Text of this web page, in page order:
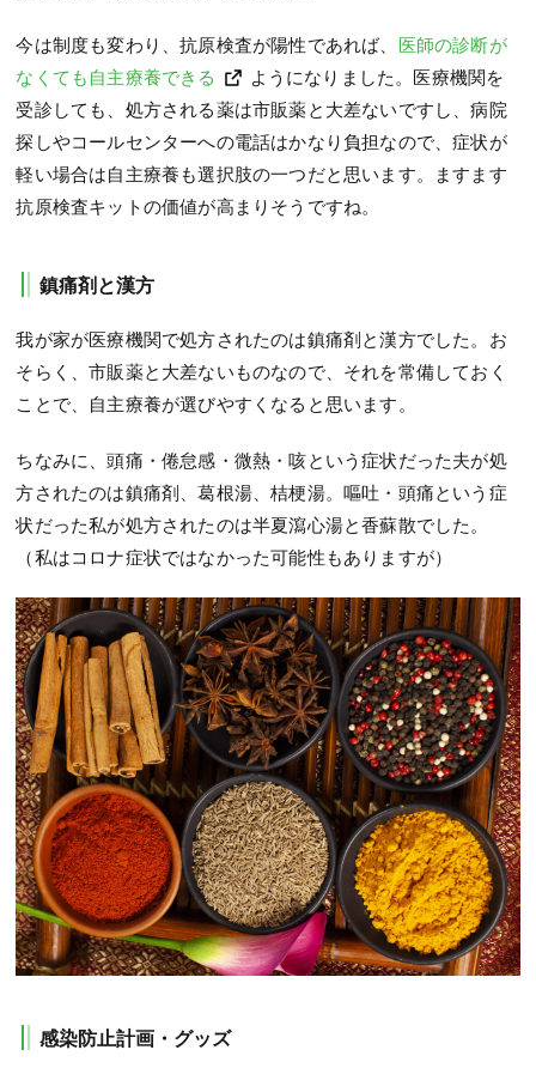
今は制度も変わり、抗原検査が陽性であれば、 医師の診断が
なくても自主療養できる
ようになりました。医療機関を
受診しても、処方される薬は市販薬と大差ないですし、病院
探しやコールセンターへの電話はかなり負担なので、症状が
軽い場合は自主療養も選択肢の一つだと思います。ますます
抗原検査キットの価値が高まりそうですね。
鎮痛剤と漢方
我が家が医療機関で処方されたのは鎮痛剤と漢方でした。お
そらく、市販薬と大差ないものなので、それを常備しておく
ことで、自主療養が選びやすくなると思います。
ちなみに、頭痛・倦怠感・微熱・咳という症状だった夫が処
方されたのは鎮痛剤、葛根湯、桔梗湯。嘔吐・頭痛という症
状だった私が処方されたのは半夏瀉心湯と香蘇散でした。
（私はコロナ症状ではなかった可能性もありますが）
感染防止計画・グッズ